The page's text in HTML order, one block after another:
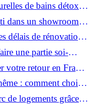
de bains détox
dans un showroom-
clients
délais de rénovation à
une partie soi-
?
retour en France
? : comment choisir
de logements grâce à